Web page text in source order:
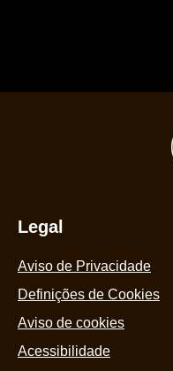
Legal
Aviso de Privacidade
Definições de Cookies
Aviso de cookies
Acessibilidade